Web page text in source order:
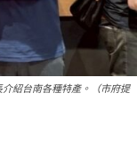
紹台南各種特產。（市府提